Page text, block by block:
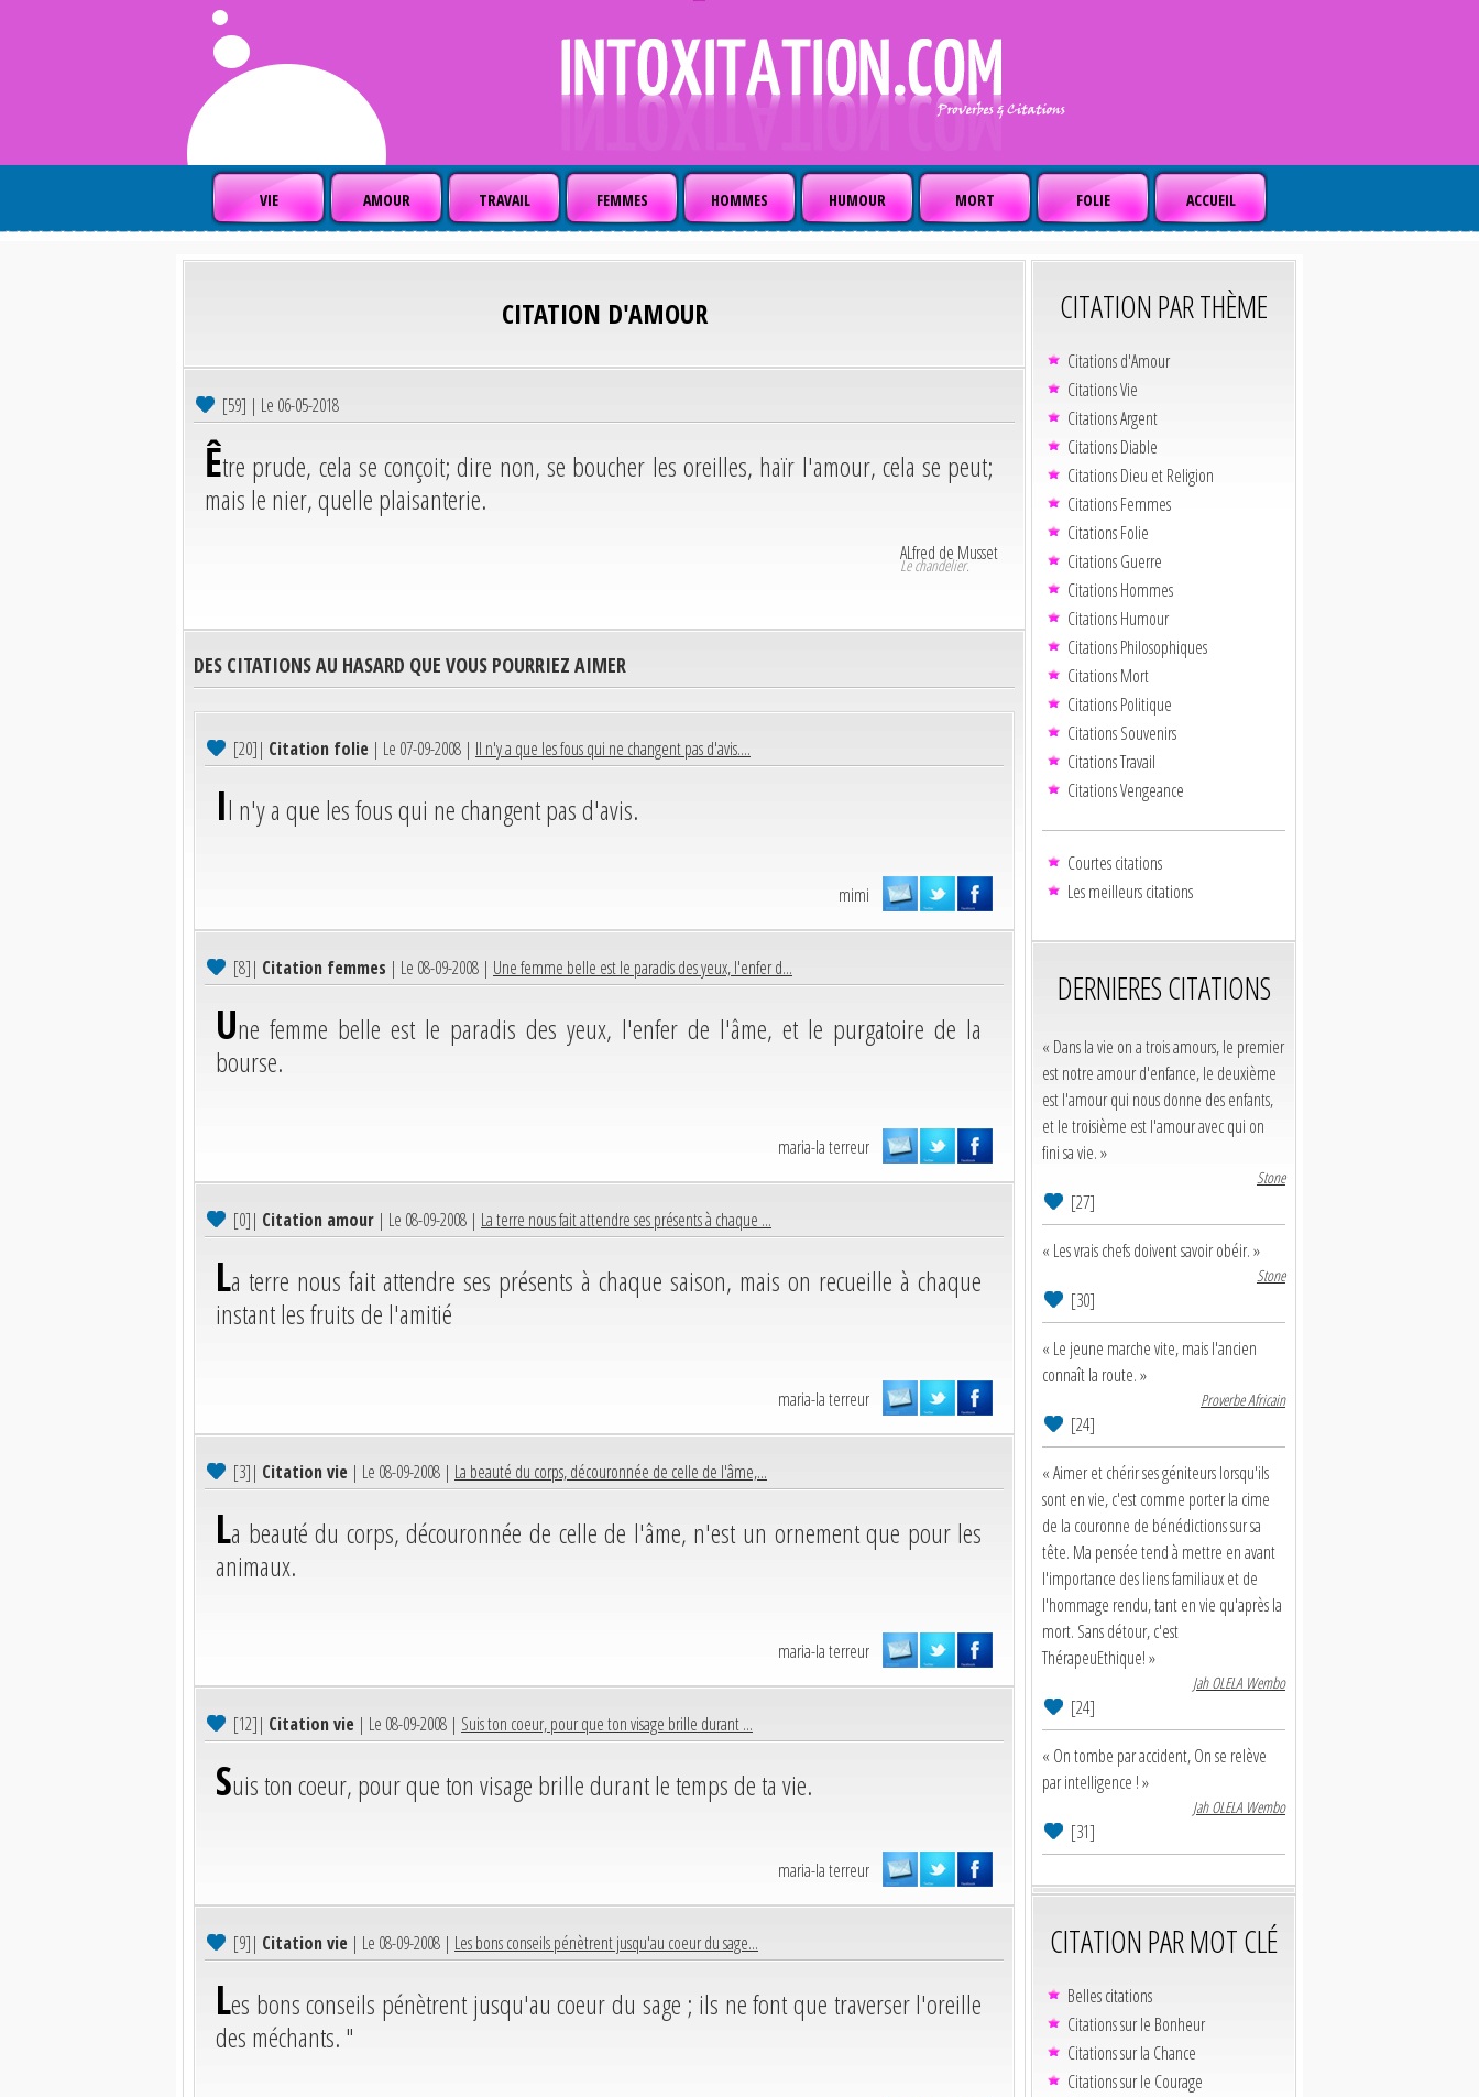
VIE AMOUR TRAVAIL FEMMES HOMMES HUMOUR MORT FOLIE ACCUEIL
CITATION D'AMOUR
[59] | Le 06-05-2018
Être prude, cela se conçoit; dire non, se boucher les oreilles, haïr l'amour, cela se peut;
mais le nier, quelle plaisanterie.
ALfred de Musset
Le chandelier.
DES CITATIONS AU HASARD QUE VOUS POURRIEZ AIMER
[20]| Citation folie | Le 07-09-2008 | Il n'y a que les fous qui ne changent pas d'avis....
Il n'y a que les fous qui ne changent pas d'avis.
mimi
[8]| Citation femmes | Le 08-09-2008 | Une femme belle est le paradis des yeux, l'enfer d...
Une femme belle est le paradis des yeux, l'enfer de l'âme, et le purgatoire de la
bourse.
maria-la terreur
[0]| Citation amour | Le 08-09-2008 | La terre nous fait attendre ses présents à chaque ...
La terre nous fait attendre ses présents à chaque saison, mais on recueille à chaque
instant les fruits de l'amitié
maria-la terreur
[3]| Citation vie | Le 08-09-2008 | La beauté du corps, découronnée de celle de l'âme,...
La beauté du corps, découronnée de celle de l'âme, n'est un ornement que pour les
animaux.
maria-la terreur
[12]| Citation vie | Le 08-09-2008 | Suis ton coeur, pour que ton visage brille durant ...
Suis ton coeur, pour que ton visage brille durant le temps de ta vie.
maria-la terreur
[9]| Citation vie | Le 08-09-2008 | Les bons conseils pénètrent jusqu'au coeur du sage...
Les bons conseils pénètrent jusqu'au coeur du sage ; ils ne font que traverser l'oreille
des méchants. "
CITATION PAR THÈME
Citations d'Amour
Citations Vie
Citations Argent
Citations Diable
Citations Dieu et Religion
Citations Femmes
Citations Folie
Citations Guerre
Citations Hommes
Citations Humour
Citations Philosophiques
Citations Mort
Citations Politique
Citations Souvenirs
Citations Travail
Citations Vengeance
Courtes citations
Les meilleurs citations
DERNIERES CITATIONS
« Dans la vie on a trois amours, le premier
est notre amour d'enfance, le deuxième
est l'amour qui nous donne des enfants,
et le troisième est l'amour avec qui on
fini sa vie. »
Stone
[27]
« Les vrais chefs doivent savoir obéir. »
Stone
[30]
« Le jeune marche vite, mais l'ancien
connaît la route. »
Proverbe Africain
[24]
« Aimer et chérir ses géniteurs lorsqu'ils
sont en vie, c'est comme porter la cime
de la couronne de bénédictions sur sa
tête. Ma pensée tend à mettre en avant
l'importance des liens familiaux et de
l'hommage rendu, tant en vie qu'après la
mort. Sans détour, c'est
ThérapeuEthique! »
Jah OLELA Wembo
[24]
« On tombe par accident, On se relève
par intelligence ! »
Jah OLELA Wembo
[31]
CITATION PAR MOT CLÉ
Belles citations
Citations sur le Bonheur
Citations sur la Chance
Citations sur le Courage